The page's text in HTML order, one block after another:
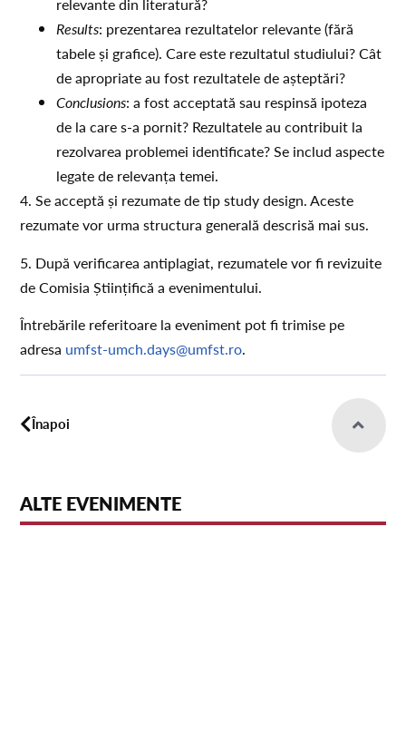
relevante din literatură?
Results: prezentarea rezultatelor relevante (fără
tabele și grafice). Care este rezultatul studiului? Cât
de apropriate au fost rezultatele de așteptări?
Conclusions: a fost acceptată sau respinsă ipoteza
de la care s-a pornit? Rezultatele au contribuit la
rezolvarea problemei identificate? Se includ aspecte
legate de relevanța temei.
4. Se acceptă și rezumate de tip study design. Aceste
rezumate vor urma structura generală descrisă mai sus.
5. După verificarea antiplagiat, rezumatele vor fi revizuite
de Comisia Științifică a evenimentului.
Întrebările referitoare la eveniment pot fi trimise pe
adresa umfst-umch.days@umfst.ro.
Înapoi
ALTE EVENIMENTE